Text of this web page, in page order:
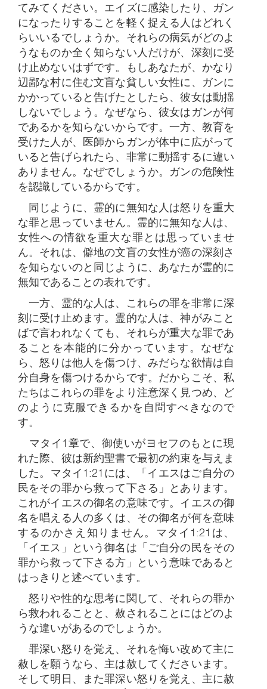
てみてください。エイズに感染したり、ガン
になったりすることを軽く捉える人はどれく
らいいるでしょうか。それらの病気がどのよ
うなものか全く知らない人だけが、深刻に受
け止めないはずです。もしあなたが、かなり
辺鄙な村に住む文盲な貧しい女性に、ガンに
かかっていると告げたとしたら、彼女は動揺
しないでしょう。なぜなら、彼女はガンが何
であるかを知らないからです。一方、教育を
受けた人が、医師からガンが体中に広がって
いると告げられたら、非常に動揺するに違い
ありません。なぜでしょうか。ガンの危険性
を認識しているからです。
同じように、霊的に無知な人は怒りを重大
な罪と思っていません。霊的に無知な人は、
女性への情欲を重大な罪とは思っていませ
ん。それは、僻地の文盲の女性が癌の深刻さ
を知らないのと同じように、あなたが霊的に
無知であることの表れです。
一方、霊的な人は、これらの罪を非常に深
刻に受け止めます。霊的な人は、神がみこと
ばで言われなくても、それらが重大な罪であ
ることを本能的に分かっています。なぜな
ら、怒りは他人を傷つけ、みだらな欲情は自
分自身を傷つけるからです。だからこそ、私
たちはこれらの罪をより注意深く見つめ、ど
のように克服できるかを自問すべきなので
す。
マタイ1章で、御使いがヨセフのもとに現
れた際、彼は新約聖書で最初の約束を与えま
した。マタイ1:21には、「イエスはご自分の
民をその罪から救って下さる」とあります。
これがイエスの御名の意味です。イエスの御
名を唱える人の多くは、その御名が何を意味
するのかさえ知りません。マタイ1:21は、
「イエス」という御名は「ご自分の民をその
罪から救って下さる方」という意味であると
はっきりと述べています。
怒りや性的な思考に関して、それらの罪か
ら救われることと、赦されることにはどのよ
うな違いがあるのでしょうか。
罪深い怒りを覚え、それを悔い改めて主に
赦しを願うなら、主は赦してくださいます。
そして明日、また罪深い怒りを覚え、主に赦